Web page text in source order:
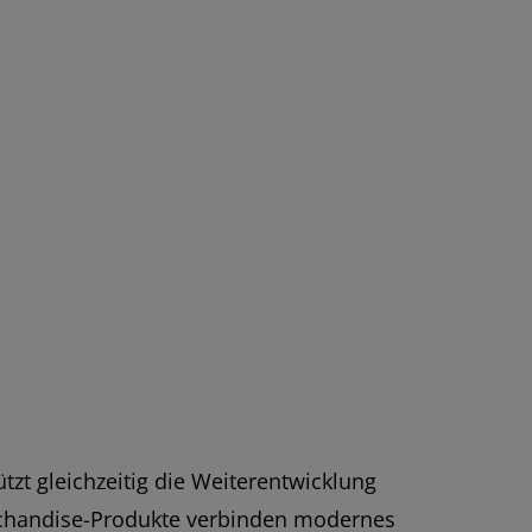
gleichzeitig die Weiterentwicklung
Produkte verbinden modernes